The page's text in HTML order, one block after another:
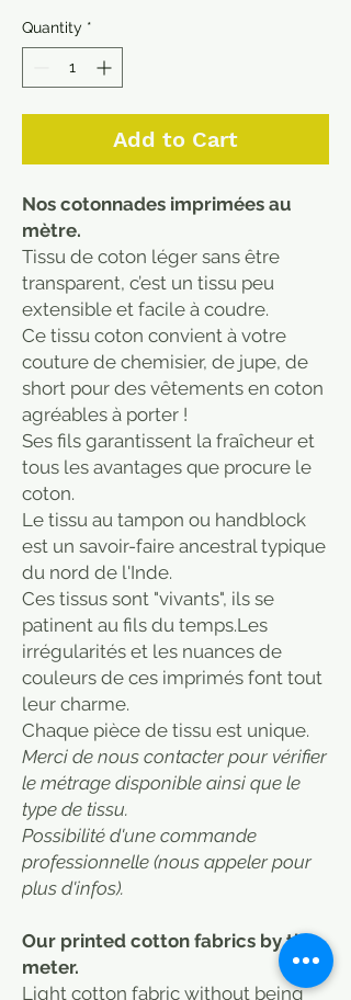
Quantity *
Add to Cart
Nos cotonnades imprimées au
mètre.
Tissu de coton léger sans être
transparent, c’est un tissu peu
extensible et facile à coudre.
Ce tissu coton convient à votre
couture de chemisier, de jupe, de
short pour des vêtements en coton
agréables à porter !
Ses fils garantissent la fraîcheur et
tous les avantages que procure le
coton.
Le tissu au tampon ou handblock
est un savoir-faire ancestral typique
du nord de l'Inde.
Ces tissus sont "vivants", ils se
patinent au fils du temps.Les
irrégularités et les nuances de
couleurs de ces imprimés font tout
leur charme.
​Chaque pièce de tissu est unique.
Merci de nous contacter pour vérifier
le métrage disponible ainsi que le
type de tissu.
Possibilité d'une commande
professionnelle (nous appeler pour
plus d'infos).
Our printed cotton fabrics by the
meter.
Light cotton fabric without being